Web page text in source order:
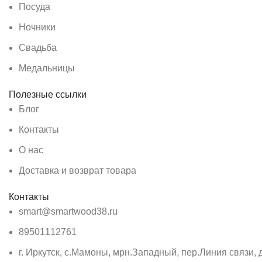
Посуда
Ночники
Свадьба
Медальницы
Полезные ссылки
Блог
Контакты
О нас
Доставка и возврат товара
Контакты
smart@smartwood38.ru
89501112761
г. Иркутск, с.Мамоны, мрн.Западный, пер.Линия связи,